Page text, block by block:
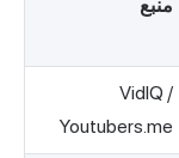
منبع
VidIQ /
Youtubers.me